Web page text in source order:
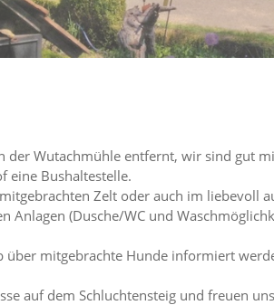
der Wutachmühle entfernt, wir sind gut
eine Bushaltestelle.
Zelt oder auch im liebevoll
Anlagen (Dusche/WC und
über mitgebrachte Hunde informiert
auf dem Schluchtensteig und freuen